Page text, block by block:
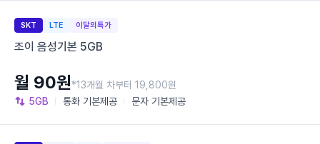
SKT LTE 이달의특가
조이 음성기본 5GB
5GB 통화 기본제공 문자 기본제공
월 90원*13개월 차부터 19,800원